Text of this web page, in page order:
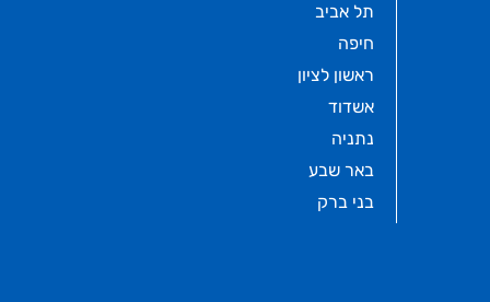
תל אביב
חיפה
ראשון לציון
אשדוד
נתניה
באר שבע
בני ברק